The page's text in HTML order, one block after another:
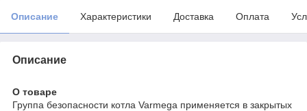
Описание Характеристики Доставка Оплата
Описание
О товаре
Группа безопасности котла Varmega применяется в закрытых